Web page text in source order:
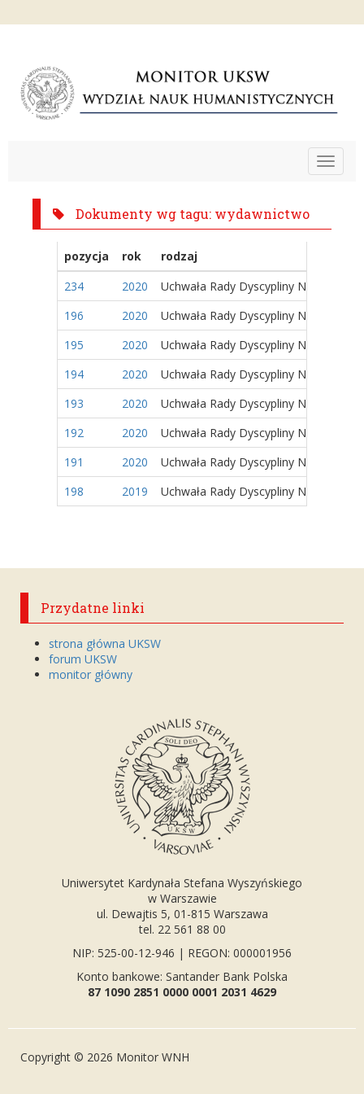
Toggle
Dokumenty wg tagu: wydawnictwo
pozycja rok
rodzaj
234
2020
Uchwała Rady Dyscypliny Naukowej
196
2020
Uchwała Rady Dyscypliny Naukowej
195
2020
Uchwała Rady Dyscypliny Naukowej
194
2020
Uchwała Rady Dyscypliny Naukowej
193
2020
Uchwała Rady Dyscypliny Naukowej
192
2020
Uchwała Rady Dyscypliny Naukowej
191
2020
Uchwała Rady Dyscypliny Naukowej
198
2019 Uchwała Rady Dyscypliny Naukowej
Przydatne linki
strona główna UKSW
forum UKSW
monitor główny
Uniwersytet Kardynała Stefana Wyszyńskiego
w Warszawie
ul. Dewajtis 5, 01-815 Warszawa
tel. 22 561 88 00
NIP: 525-00-12-946 | REGON: 000001956
Konto bankowe: Santander Bank Polska
87 1090 2851 0000 0001 2031 4629
Copyright © 2026 Monitor WNH